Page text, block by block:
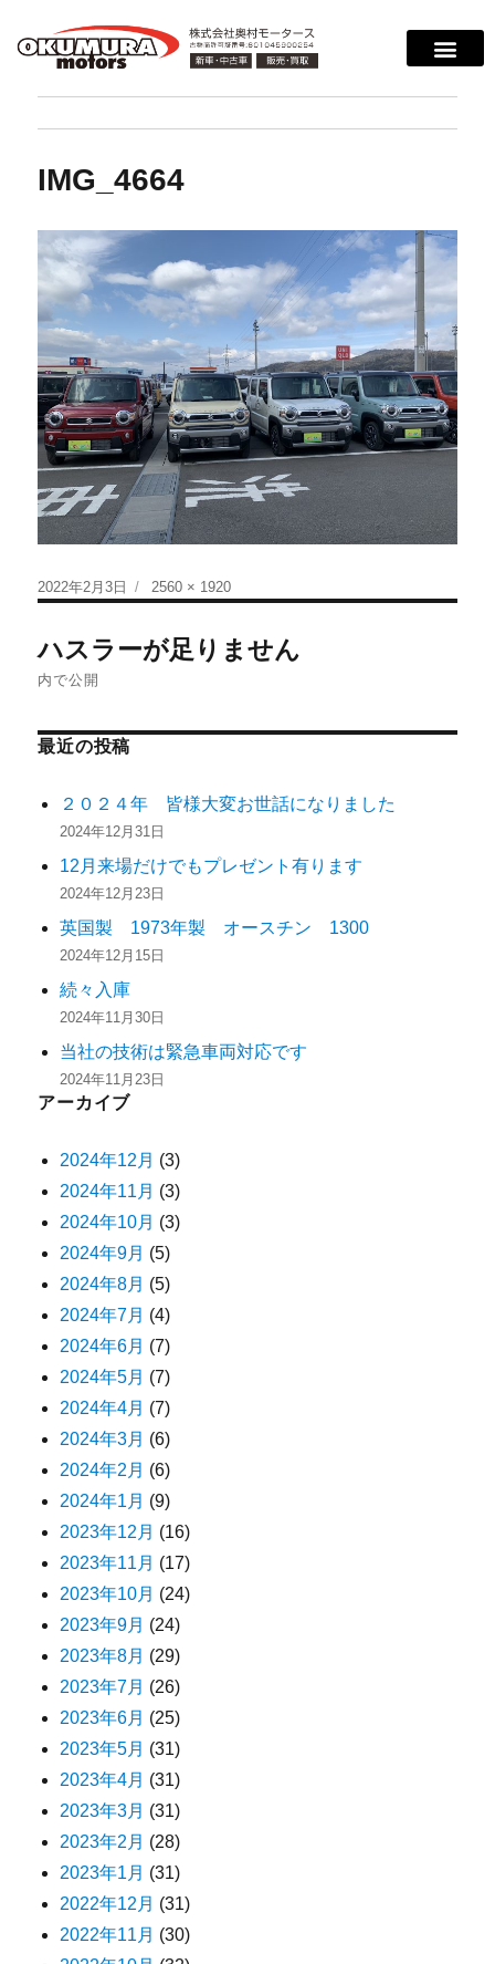
IMG_4664
2022年2月3日 2560 × 1920
ハスラーが足りません
内で公開
最近の投稿
２０２４年 皆様大変お世話になりました
2024年12月31日
12月来場だけでもプレゼント有ります
2024年12月23日
英国製 1973年製 オースチン 1300
2024年12月15日
続々入庫
2024年11月30日
当社の技術は緊急車両対応です
2024年11月23日
アーカイブ
2024年12月 (3)
2024年11月 (3)
2024年10月 (3)
2024年9月 (5)
2024年8月 (5)
2024年7月 (4)
2024年6月 (7)
2024年5月 (7)
2024年4月 (7)
2024年3月 (6)
2024年2月 (6)
2024年1月 (9)
2023年12月 (16)
2023年11月 (17)
2023年10月 (24)
2023年9月 (24)
2023年8月 (29)
2023年7月 (26)
2023年6月 (25)
2023年5月 (31)
2023年4月 (31)
2023年3月 (31)
2023年2月 (28)
2023年1月 (31)
2022年12月 (31)
2022年11月 (30)